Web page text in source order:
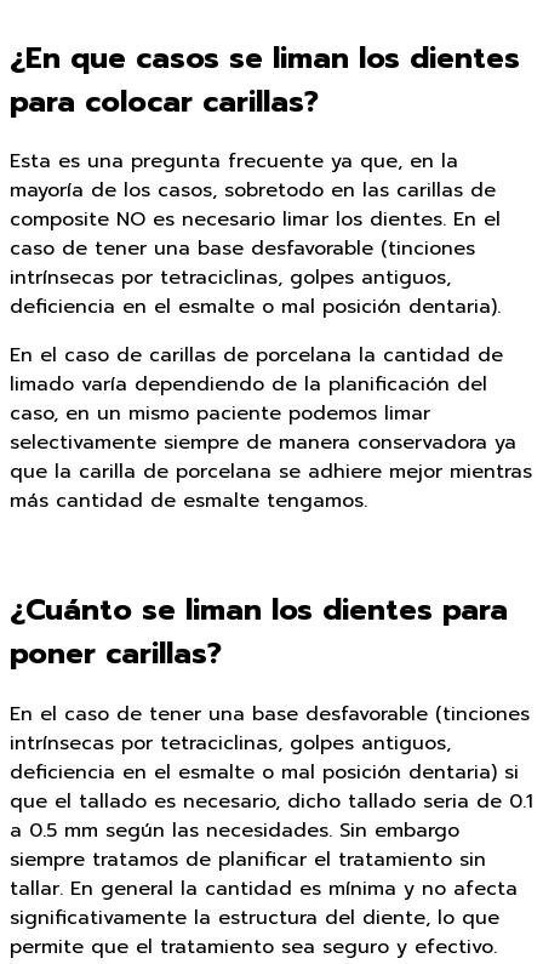
¿En que casos se liman los dientes
para colocar carillas?
Esta es una pregunta frecuente ya que, en la
mayoría de los casos, sobretodo en las carillas de
composite NO es necesario limar los dientes. En el
caso de tener una base desfavorable (tinciones
intrínsecas por tetraciclinas, golpes antiguos,
deficiencia en el esmalte o mal posición dentaria).
En el caso de carillas de porcelana la cantidad de
limado varía dependiendo de la planificación del
caso, en un mismo paciente podemos limar
selectivamente siempre de manera conservadora ya
que la carilla de porcelana se adhiere mejor mientras
más cantidad de esmalte tengamos.
¿Cuánto se liman los dientes para
poner carillas?
En el caso de tener una base desfavorable (tinciones
intrínsecas por tetraciclinas, golpes antiguos,
deficiencia en el esmalte o mal posición dentaria) si
que el tallado es necesario, dicho tallado seria de 0.1
a 0.5 mm según las necesidades. Sin embargo
siempre tratamos de planificar el tratamiento sin
tallar. En general la cantidad es mínima y no afecta
significativamente la estructura del diente, lo que
permite que el tratamiento sea seguro y efectivo.